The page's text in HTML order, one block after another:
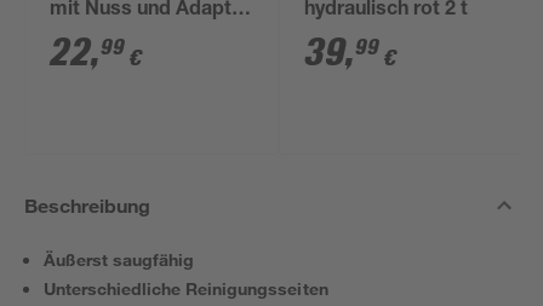
mit Nuss und Adapter
1/2"
22,99 €
hydraulisch rot 2 t
39,99 €
Beschreibung
Äußerst saugfähig
Unterschiedliche Reinigungsseiten